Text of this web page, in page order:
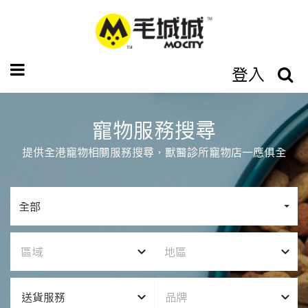
登入
寵物服務搜尋
提供全港寵物相關服務搜尋，獸醫診所寵物店一應俱全
全部
區域 地區
送貨服務 品牌